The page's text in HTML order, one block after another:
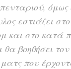
εστιάζει
και στο κατά
θα βοηθήσει
που